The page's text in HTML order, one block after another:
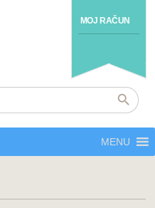
MOJ RAČUN
MENU